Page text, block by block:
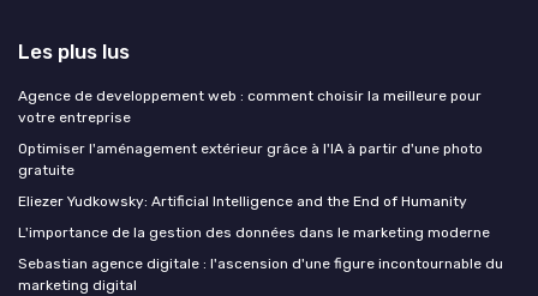
Les plus lus
Agence de developpement web : comment choisir la meilleure pour
votre entreprise
Optimiser l'aménagement extérieur grâce à l'IA à partir d'une photo
gratuite
Eliezer Yudkowsky: Artificial Intelligence and the End of Humanity
L'importance de la gestion des données dans le marketing moderne
Sebastian agence digitale : l'ascension d'une figure incontournable du
marketing digital